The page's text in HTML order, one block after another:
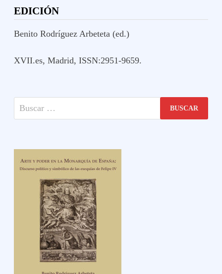
COLOMBIA
),
XVIII-
PP.XIX
EDICIÓN
Benito Rodríguez Arbeteta (ed.)
XVII.es, Madrid, ISSN:2951-9659.
Buscar: